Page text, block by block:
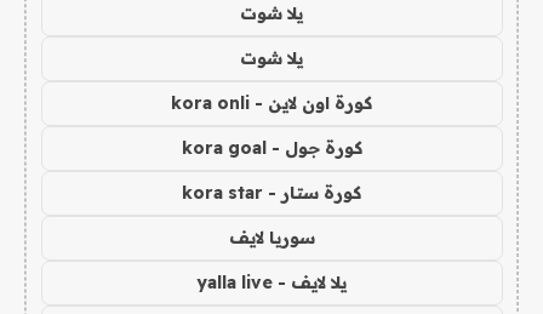
يلا شوت
يلا شوت
كورة اون لاين - kora onli
كورة جول - kora goal
كورة ستار - kora star
سوريا لايف
يلا لايف - yalla live